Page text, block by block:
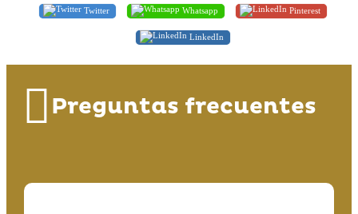
Twitter Whatsapp Pinterest
LinkedIn
Preguntas frecuentes